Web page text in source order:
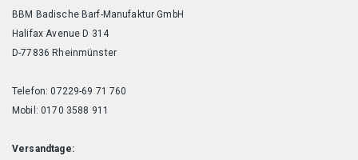
BBM Badische Barf-Manufaktur GmbH
Halifax Avenue D 314
D-77836 Rheinmünster
Telefon: 07229-69 71 760
Mobil: 0170 3588 911
Versandtage: